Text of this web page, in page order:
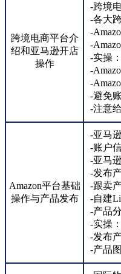
跨境电商平台介
绍和亚马逊开店
操作
-跨境
-各大
-
-
-实操
-
-
-避免
-注意
Amazon平台基础
操作与产品发布
-亚马
-账户
-亚马
-发布
-跟卖
-自建
-产品
-实操
-发布
-产品